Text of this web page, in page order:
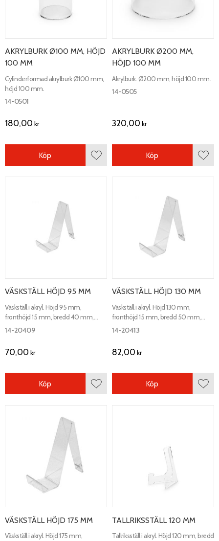
AKRYLBURK Ø100 MM, HÖJD
100 MM
Cylinderformad akrylburk Ø100 mm,
höjd 100 mm.
14-0501
180,00 kr
Lägg till i favoriter
Köp
AKRYLBURK Ø200 MM,
HÖJD 100 MM
Akrylburk. Ø200 mm, höjd 100 mm.
14-0505
320,00 kr
Köp
VÄSKSTÄLL HÖJD 95 MM
Väskställ i akryl. Höjd 95 mm,
fronthöjd 15 mm, bredd 40 mm,
tjocklek 3 mm. Djup på
14-20409
70,00 kr
Lägg till i favoriter
Köp
VÄSKSTÄLL HÖJD 130 MM
Väskställ i akryl. Höjd 130 mm,
fronthöjd 15 mm, bredd 50 mm,
tjocklek 3 mm. Djup på
14-20413
82,00 kr
Köp
VÄSKSTÄLL HÖJD 175 MM
Väskställ i akryl. Höjd 175 mm,
TALLRIKSSTÄLL 120 MM
Tallriksställ i akryl. Höjd 120 mm, bredd